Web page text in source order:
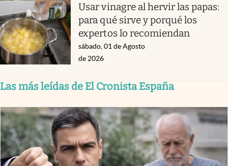
Usar vinagre al hervir las papas:
para qué sirve y porqué los
expertos lo recomiendan
sábado, 01 de Agosto
de 2026
Las más leídas de El Cronista España